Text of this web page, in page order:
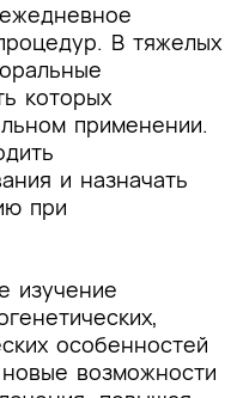
В тяжелых
которых
применении.
и назначать
при
изучение
особенностей
возможности